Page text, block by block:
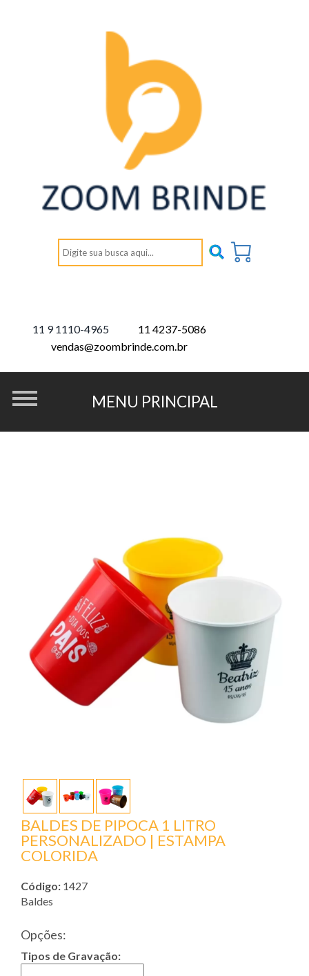
11 9 1110-4965
11 4237-5086
vendas@zoombrinde.com.br
BALDES DE PIPOCA 1 LITRO
PERSONALIZADO | ESTAMPA
COLORIDA
Código: 1427
Baldes
Opções:
Tipos de Gravação: